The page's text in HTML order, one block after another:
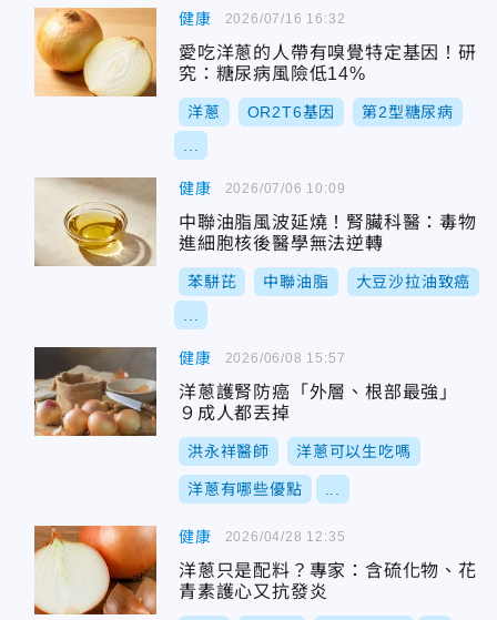
健康
愛吃洋蔥的人帶有嗅覺特定基因！研
究：糖尿病風險低14%
洋蔥 OR2T6基因 第2型糖尿病
2026/07/16 16:32
健康
中聯油脂風波延燒！腎臟科醫：毒物
進細胞核後醫學無法逆轉
苯駢芘 中聯油脂 大豆沙拉油致癌
2026/07/06 10:09
健康
洋蔥護腎防癌「外層、根部最強」
９成人都丟掉
洪永祥醫師 洋蔥可以生吃嗎
洋蔥有哪些優點
2026/06/08 15:57
健康
洋蔥只是配料？專家：含硫化物、花
青素護心又抗發炎
2026/04/28 12:35